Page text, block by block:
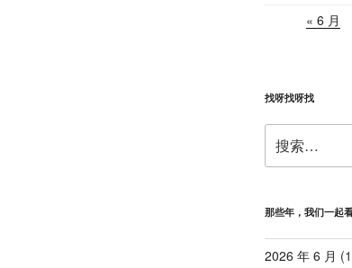
« 6 月
找呀找呀找
索：
那些年，我们一起
2026 年 6 月